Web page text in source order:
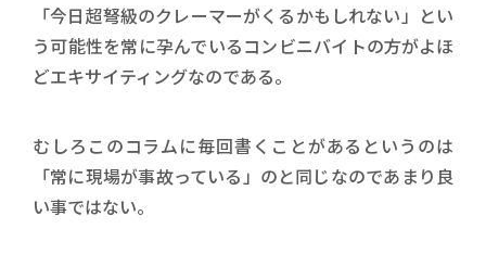
「今日超弩級のクレーマーがくるかもしれない」とい
う可能性を常に孕んでいるコンビニバイトの方がよほ
どエキサイティングなのである。
むしろこのコラムに毎回書くことがあるというのは
「常に現場が事故っている」のと同じなのであまり良
い事ではない。